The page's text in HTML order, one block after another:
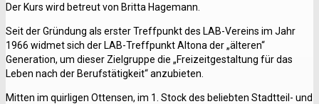
Der Kurs wird betreut von Britta Hagemann.
Seit der Gründung als erster Treffpunkt des LAB-Vereins im Jahr
1966 widmet sich der LAB-Treffpunkt Altona der „älteren“
Generation, um dieser Zielgruppe die „Freizeitgestaltung für das
Leben nach der Berufstätigkeit“ anzubieten.
Mitten im quirligen Ottensen, im 1. Stock des beliebten Stadtteil- und